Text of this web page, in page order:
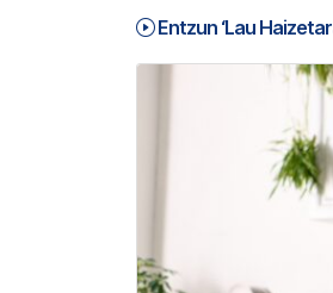
Entzun ‘Lau